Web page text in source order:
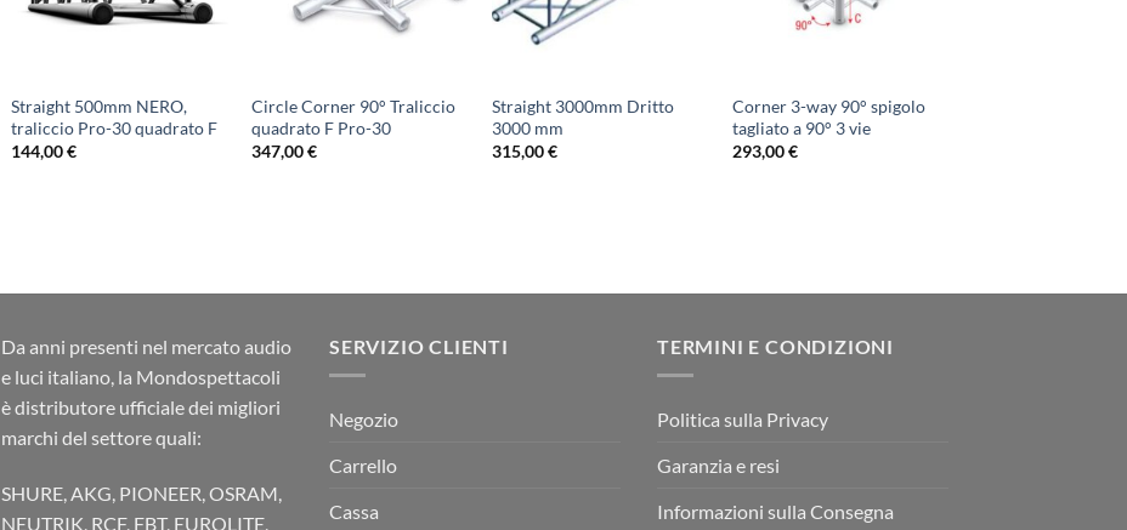
Straight 500mm NERO,
traliccio Pro-30 quadrato F
144,00€
Circle Corner 90° Traliccio
quadrato F Pro-30
347,00€
Straight 3000mm Dritto
3000 mm
315,00€
Corner 3-way 90° spigolo
tagliato a 90° 3 vie
293,00€
Da anni presenti nel mercato audio
e luci italiano, la Mondospettacoli
è distributore ufficiale dei migliori
marchi del settore quali:
SHURE, AKG, PIONEER, OSRAM,
NEUTRIK, RCF, FBT, EUROLITE,
SERVIZIO CLIENTI
Negozio
Carrello
Cassa
TERMINI E CONDIZIONI
Politica sulla Privacy
Garanzia e resi
Informazioni sulla Consegna